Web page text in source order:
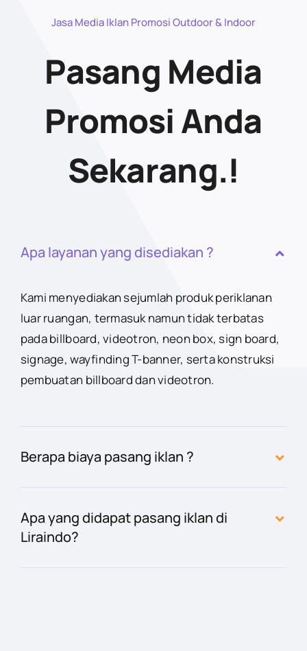
Jasa Media Iklan Promosi Outdoor & Indoor
Pasang Media
Promosi Anda
Sekarang.!
Apa layanan yang disediakan ?
Kami menyediakan sejumlah produk periklanan
luar ruangan, termasuk namun tidak terbatas
pada billboard, videotron, neon box, sign board,
signage, wayfinding T-banner, serta konstruksi
pembuatan billboard dan videotron.
Berapa biaya pasang iklan ?
Apa yang didapat pasang iklan di
Liraindo?